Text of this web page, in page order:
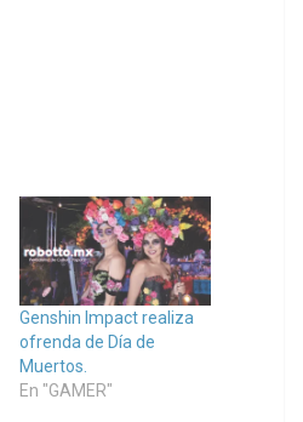
Genshin Impact realiza
ofrenda de Día de
Muertos.
En "GAMER"